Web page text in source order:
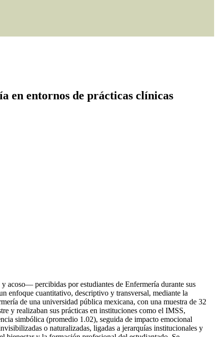
en entornos de prácticas clínicas
percibidas por estudiantes de Enfermería durante sus
enfoque cuantitativo, descriptivo y transversal, mediante la
de una universidad pública mexicana, con una muestra de 32
y realizaban sus prácticas en instituciones como el IMSS,
simbólica (promedio 1.02), seguida de impacto emocional
o naturalizadas, ligadas a jerarquías institucionales y